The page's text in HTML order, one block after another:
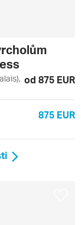
od 875 EUR
875 EUR